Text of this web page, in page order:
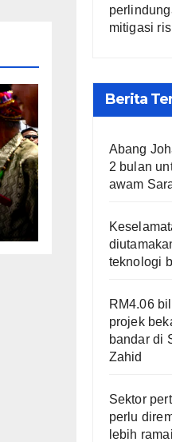
mitigasi
Berita
Abang
2 bulan
awam
teknologi
RM4.06
projek
bandar di
Zahid
Sektor
perlu
lebih